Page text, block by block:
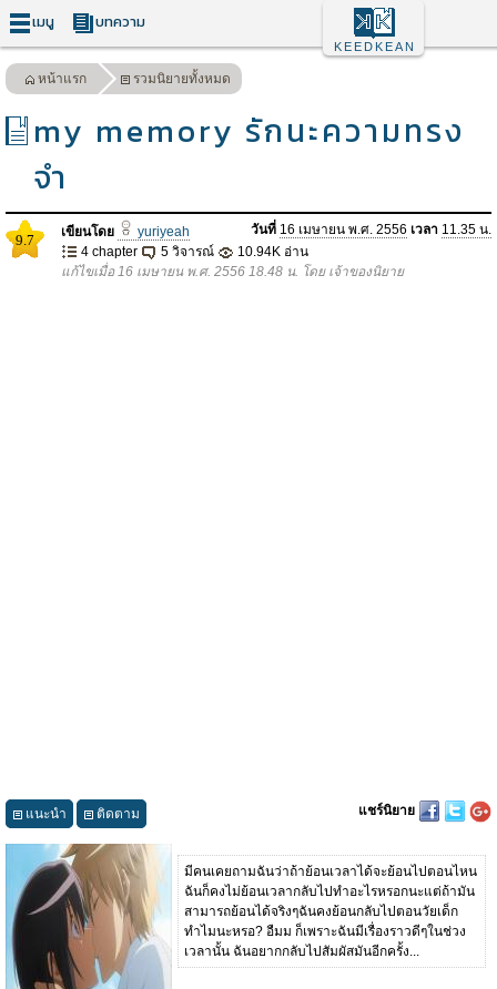
เมนู บทความ
KEEDKEAN
หน้าแรก รวมนิยายทั้งหมด
my memory รักนะความทรง
จำ
9.7 เขียนโดย yuriyeah วันที่ 16 เมษายน พ.ศ. 2556 เวลา 11.35 น.
4 chapter
5 วิจารณ์
10.94K อ่าน
แก้ไขเมื่อ 16 เมษายน พ.ศ. 2556 18.48 น. โดย เจ้าของนิยาย
แนะนำ ติดตาม แชร์นิยาย
มีคนเคยถามฉันว่าถ้าย้อนเวลาได้จะย้อนไปตอนไหน
ฉันก็คงไม่ย้อนเวลากลับไปทำอะไรหรอกนะแต่ถ้ามัน
สามารถย้อนได้จริงๆฉันคงย้อนกลับไปตอนวัยเด็ก
ทำไมนะหรอ? อืมม ก็เพราะฉันมีเรื่องราวดีๆในช่วง
เวลานั้น ฉันอยากกลับไปสัมผัสมันอีกครั้ง...